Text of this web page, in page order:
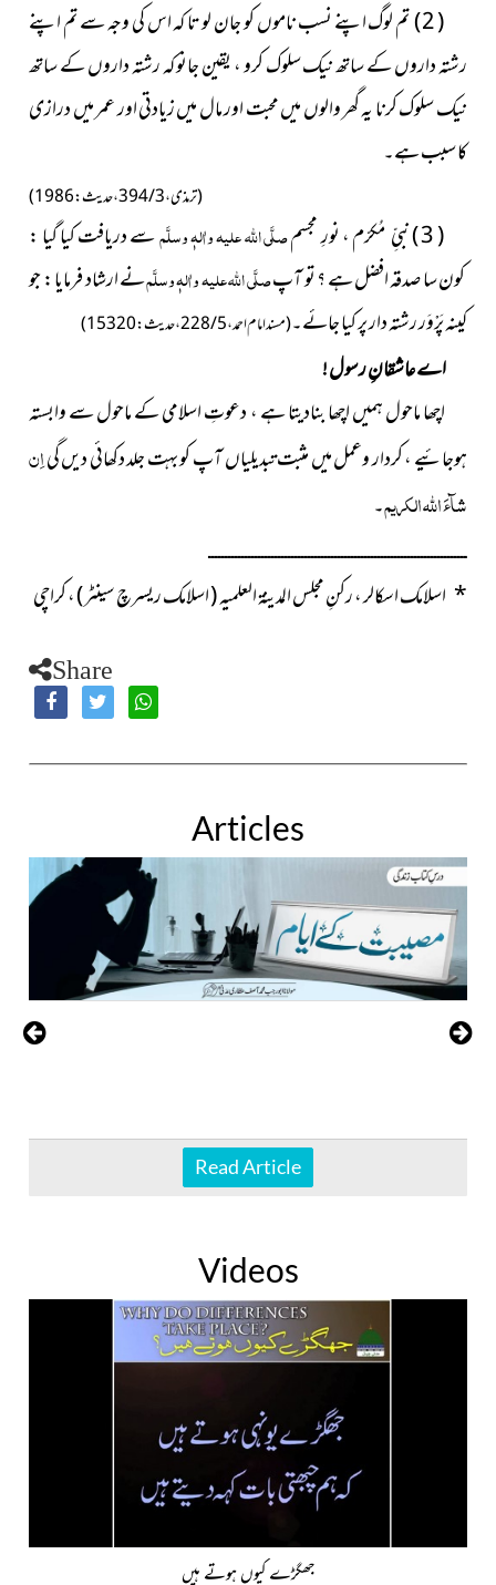
( 2 ) تم لوگ اپنے نسب ناموں کو جان لو تا کہ اس کی وجہ سے تم اپنے
رشتہ داروں کے ساتھ نیک سلوک کرو ، یقین جانو کہ رشتہ داروں کے ساتھ
نیک سلوک کرنا یہ گھر والوں میں محبت اور مال میں زیادتی اور عمر میں درازی
کا سبب ہے۔
( ترمذی ، 3 / 394 ، حدیث : 1986 )
( 3 ) نبیِّ مُکرّم ، نورِ مجسمصلَّی اللہ علیہ واٰلہٖ وسلَّمسے دریافت کیا گیا :
کون سا صدقہ افضل ہے ؟ تو آپصلَّی اللہ علیہ واٰلہٖ وسلَّمنے ارشاد فرمایا : جو
کینہ پَرْوَر رشتہ دار پر کیا جائے۔( مسند امام احمد ، 5 / 228 ، حدیث : 15320 )
اے عاشقانِ رسول !
اچھا ماحول ہمیں اچھا بنادیتا ہے ، دعوتِ اسلامی کے ماحول سے وابستہ
ہوجائیے ، کردار وعمل میں مثبت تبدیلیاں آپ کو بہت جلد دکھائی دیں گیاِن
شآءَ اللہ الکریم۔
ــــــــــــــــــــــــــــــــــــــــــــــــــــــــــــــــــــــــــــــ
* اسلامک اسکالر ، رکنِ مجلس المدینۃ العلمیہ ( اسلامک ریسرچ سینٹر ) ، کراچی
Share
Articles
Read Article
Videos
جھگڑے کیوں ہوتے ہیں